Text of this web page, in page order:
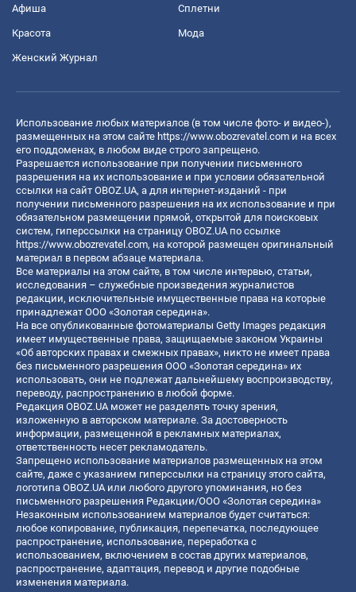
Афиша Сплетни
Красота Мода
Женский Журнал
Использование любых материалов (в том числе фото- и видео-),
размещенных на этом сайте https://www.obozrevatel.com и на всех
его поддоменах, в любом виде строго запрещено.
Разрешается использование при получении письменного
разрешения на их использование и при условии обязательной
ссылки на сайт OBOZ.UA, а для интернет-изданий - при
получении письменного разрешения на их использование и при
обязательном размещении прямой, открытой для поисковых
систем, гиперссылки на страницу OBOZ.UA по ссылке
https://www.obozrevatel.com, на которой размещен оригинальный
материал в первом абзаце материала.
Все материалы на этом сайте, в том числе интервью, статьи,
исследования – служебные произведения журналистов
редакции, исключительные имущественные права на которые
принадлежат ООО «Золотая середина».
На все опубликованные фотоматериалы Getty Images редакция
имеет имущественные права, защищаемые законом Украины
«Об авторских правах и смежных правах», никто не имеет права
без письменного разрешения ООО «Золотая середина» их
использовать, они не подлежат дальнейшему воспроизводству,
переводу, распространению в любой форме.
Редакция OBOZ.UA может не разделять точку зрения,
изложенную в авторском материале. За достоверность
информации, размещенной в рекламных материалах,
ответственность несет рекламодатель.
Запрещено использование материалов размещенных на этом
сайте, даже с указанием гиперссылки на страницу этого сайта,
логотипа OBOZ.UA или любого другого упоминания, но без
письменного разрешения Редакции/ООО «Золотая середина»
Незаконным использованием материалов будет считаться:
любое копирование, публикация, перепечатка, последующее
распространение, использование, переработка с
использованием, включением в состав других материалов,
распространение, адаптация, перевод и другие подобные
изменения материала.